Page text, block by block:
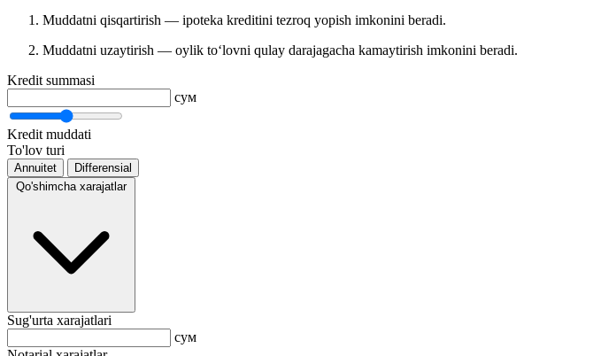
Muddatni qisqartirish — ipoteka kreditini tezroq yopish imkonini beradi.
Muddatni uzaytirish — oylik to‘lovni qulay darajagacha kamaytirish imkonini beradi.
Kredit summasi
сум
Kredit muddati
To'lov turi
Annuitet
Differensial
Qo'shimcha xarajatlar
Sug'urta xarajatlari
сум